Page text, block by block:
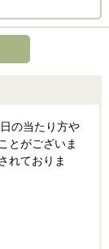
の当たり方や
とがございま
れておりま